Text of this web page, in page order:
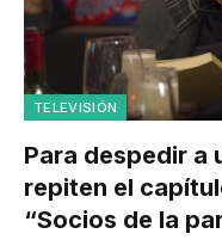
TELEVISIÓN
Para despedir a
repiten el
“Socios de la